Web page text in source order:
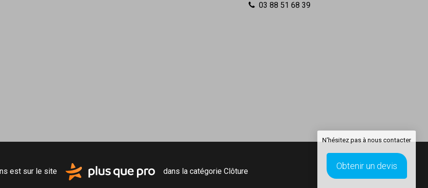
N'hésitez pas à nous contacter
Obtenir un devis
03 88 51 68 39
est sur le site dans la catégorie Clôture